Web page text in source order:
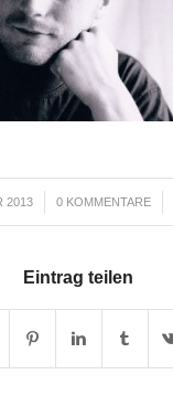
2013 0 KOMMENTARE
/
Eintrag teilen